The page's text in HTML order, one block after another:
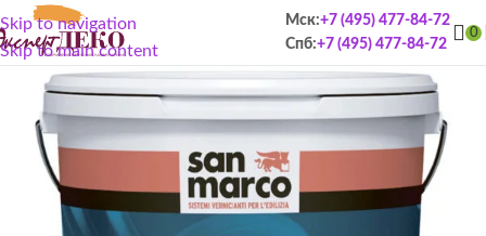
Skip to navigation
Skip to main content
Мск:+7 (495) 477-84-72
Спб:+7 (495) 477-84-72
0